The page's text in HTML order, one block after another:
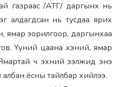
газраас /АТГ/ даргынх нь
алдагдсан нь тусдаа ярих
ямар зорилгоор, даргынхаа
Үүний цаана хэний, ямар
ч эхний ээлжид энэ
ёсны тайлбар хийлээ.